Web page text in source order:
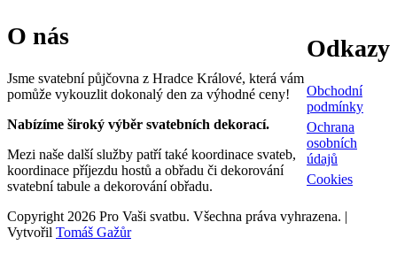
O nás
Jsme svatební půjčovna z Hradce Králové, která vám
pomůže vykouzlit dokonalý den za výhodné ceny!
Nabízíme široký výběr svatebních dekorací.
Mezi naše další služby patří také koordinace svateb,
koordinace příjezdu hostů a obřadu či dekorování
svatební tabule a dekorování obřadu.
Odkazy
Obchodní
podmínky
Ochrana
osobních
údajů
Cookies
Copyright 2026 Pro Vaši svatbu. Všechna práva vyhrazena. |
Vytvořil Tomáš Gažůr